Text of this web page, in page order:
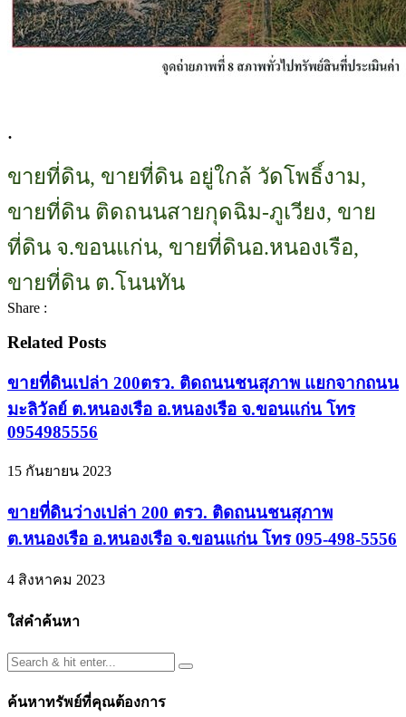
.
ขายที่ดิน, ขายที่ดิน อยู่ใกล้ วัดโพธิ์งาม,
ขายที่ดิน ติดถนนสายกุดฉิม-ภูเวียง, ขาย
ที่ดิน จ.ขอนแก่น, ขายที่ดินอ.หนองเรือ,
ขายที่ดิน ต.โนนทัน
Share :
Related Posts
ขายที่ดินเปล่า 200ตรว. ติดถนนชนสุภาพ แยกจากถนน
มะลิวัลย์ ต.หนองเรือ อ.หนองเรือ จ.ขอนแก่น โทร
0954985556
15 กันยายน 2023
ขายที่ดินว่างเปล่า 200 ตรว. ติดถนนชนสุภาพ
ต.หนองเรือ อ.หนองเรือ จ.ขอนแก่น โทร 095-498-5556
4 สิงหาคม 2023
ใส่คำค้นหา
ค้นหาทรัพย์ที่คุณต้องการ